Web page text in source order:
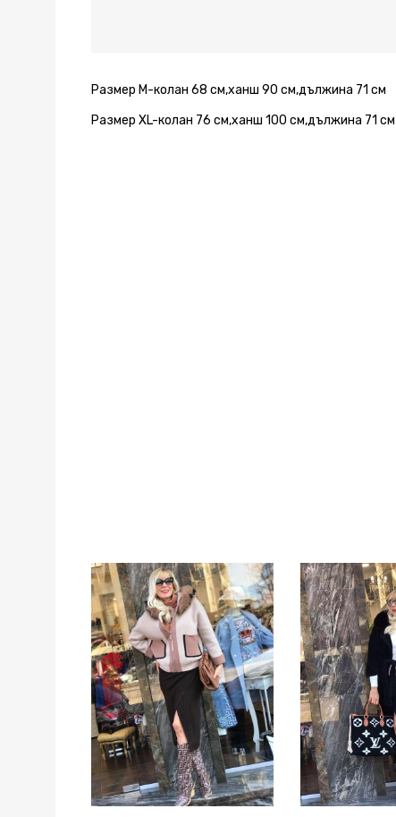
Размер М-колан 68 см,ханш 90 см,дължина 71 см
Размер XL-колан 76 см,ханш 100 см,дължина 71 см